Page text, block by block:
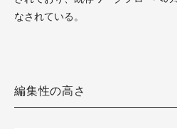
なされている。
編集性の高さ